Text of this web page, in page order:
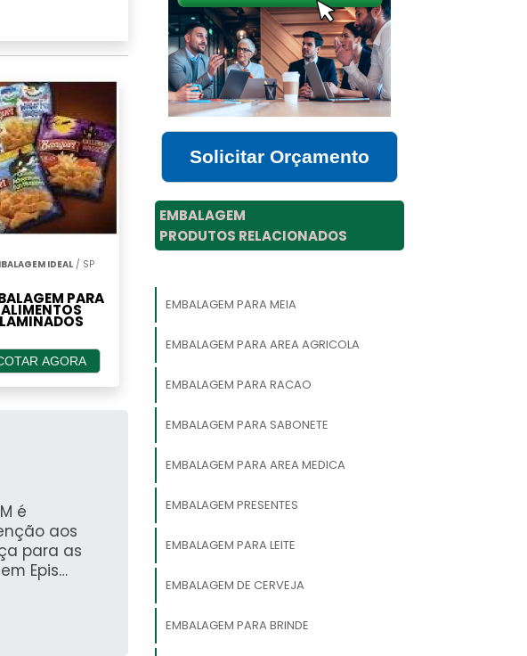
IDEAL / SP
PARA
ALIMENTOS
LAMINADOS
AGORA
é
aos
para as
Epis
e
e singular
Solicitar Orçamento
EMBALAGEM
PRODUTOS RELACIONADOS
EMBALAGEM PARA MEIA
EMBALAGEM PARA AREA AGRICOLA
EMBALAGEM PARA RACAO
EMBALAGEM PARA SABONETE
EMBALAGEM PARA AREA MEDICA
EMBALAGEM PRESENTES
EMBALAGEM PARA LEITE
EMBALAGEM DE CERVEJA
EMBALAGEM PARA BRINDE